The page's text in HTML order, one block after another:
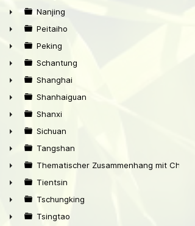
►
►
Nanjing
►
Peitaiho
►
Peking
►
Schantung
►
Shanghai
►
Shanhaiguan
►
Shanxi
►
Sichuan
►
Tangshan
►
Thematischer Zusammenhang mit China
►
Tientsin
►
Tschungking
Tsingtao